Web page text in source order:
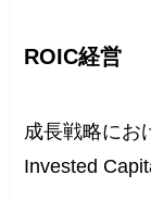
ROIC経営
成長戦略にお
Invested